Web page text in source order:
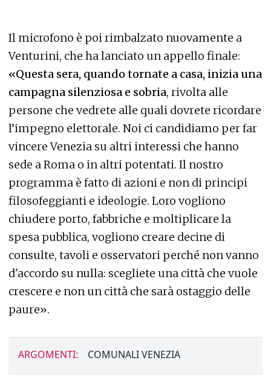
Il microfono è poi rimbalzato nuovamente a
Venturini, che ha lanciato un appello finale:
«Questa sera, quando tornate a casa, inizia una
campagna silenziosa e sobria, rivolta alle
persone che vedrete alle quali dovrete ricordare
l’impegno elettorale. Noi ci candidiamo per far
vincere Venezia su altri interessi che hanno
sede a Roma o in altri potentati. Il nostro
programma è fatto di azioni e non di principi
filosofeggianti e ideologie. Loro vogliono
chiudere porto, fabbriche e moltiplicare la
spesa pubblica, vogliono creare decine di
consulte, tavoli e osservatori perché non vanno
d'accordo su nulla: scegliete una città che vuole
crescere e non un città che sarà ostaggio delle
paure».
ARGOMENTI: COMUNALI VENEZIA